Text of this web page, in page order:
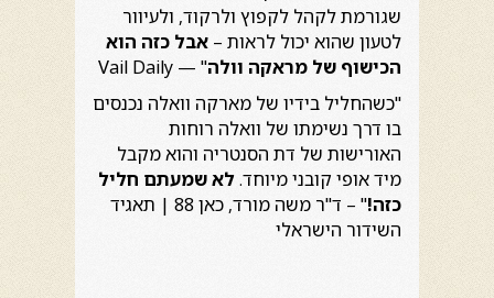
שגורמת לקהל לקפוץ ולרקוד, ולעיוור
לטעון שהוא יכול לראות – אבל כזה הוא
הכישוף של מראקה וולה" — Vail Daily
"כשהחליל בידיו של מארקה וואלה נכנסים
בו דרך נשימתו של וואלה רוחות
האורישות של דת הסנטריה והוא מקבל
מיד אופי קובני מיוחד.לא שמעתם חליל
כזה!
" – ד"ר משה מורד, כאן 88 | תאגיד
השידור הישראלי